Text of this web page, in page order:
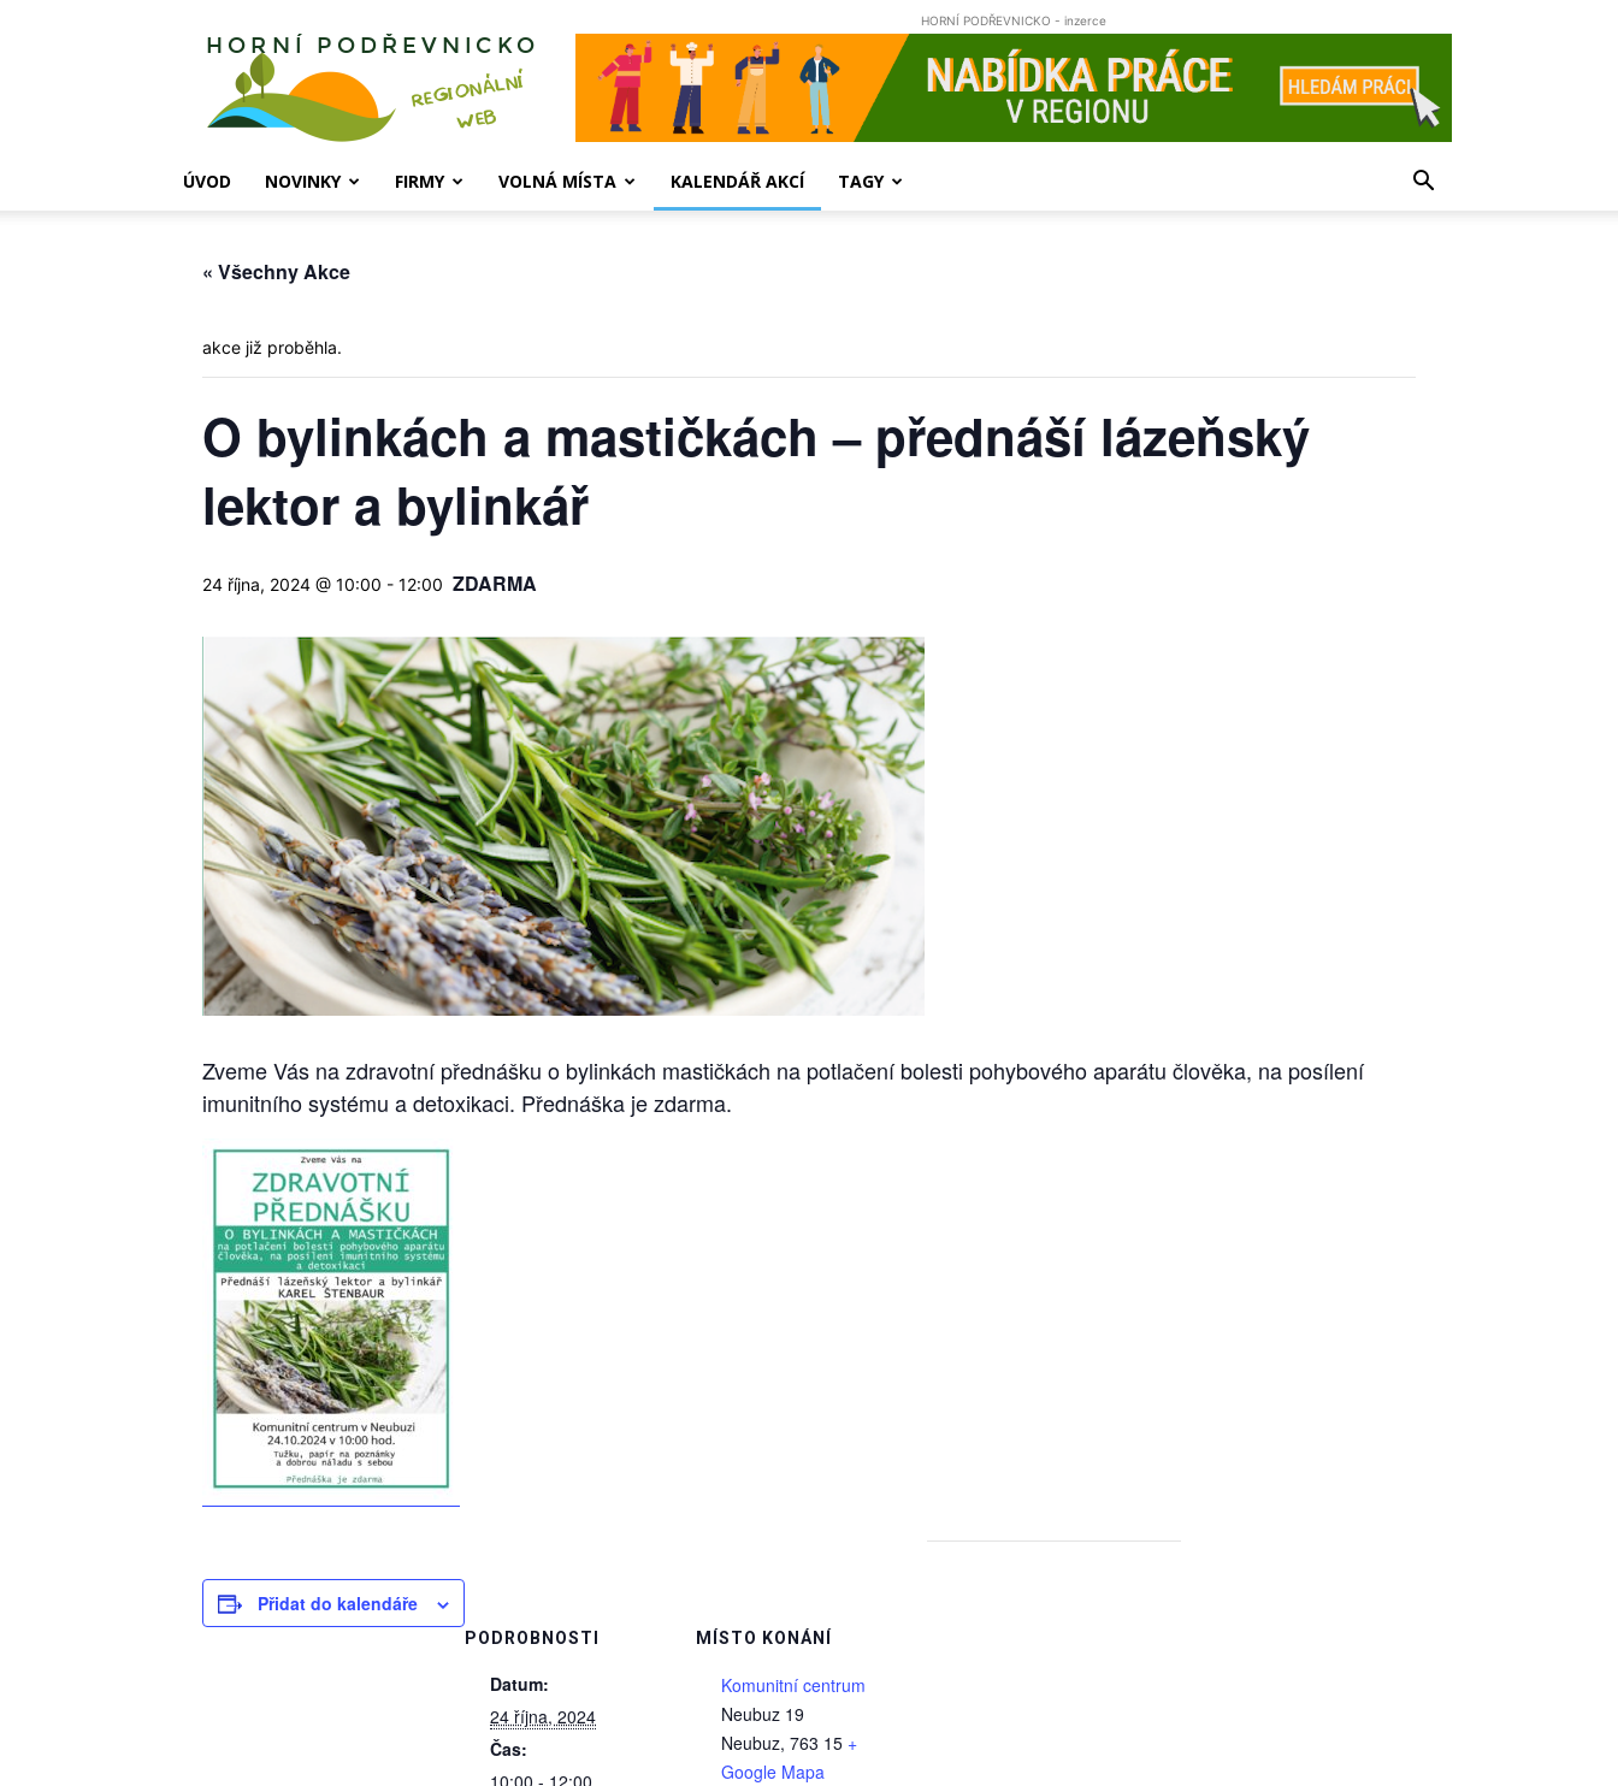
Horní
HORNÍ PODŘEVNICKO - inzerce
ÚVOD NOVINKY FIRMY VOLNÁ MÍSTA KALENDÁŘ AKCÍ TAGY
« Všechny Akce
akce již proběhla.
O bylinkách a mastičkách – přednáší lázeňský
lektor a bylinkář
24 října, 2024 @ 10:00 - 12:00 ZDARMA
Zveme Vás na zdravotní přednášku o bylinkách mastičkách na potlačení bolesti pohybového aparátu člověka, na posílení
imunitního systému a detoxikaci. Přednáška je zdarma.
Přidat do kalendáře
PODROBNOSTI
Datum:
24 října, 2024
Čas:
10:00 - 12:00
MÍSTO KONÁNÍ
Komunitní centrum
Neubuz 19
Neubuz, 763 15 +
Google Mapa